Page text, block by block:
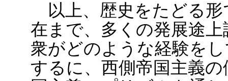
以上、歴史をたどる形
在まで、多くの発展途
衆がどのような経験を
するに、西側帝国主義